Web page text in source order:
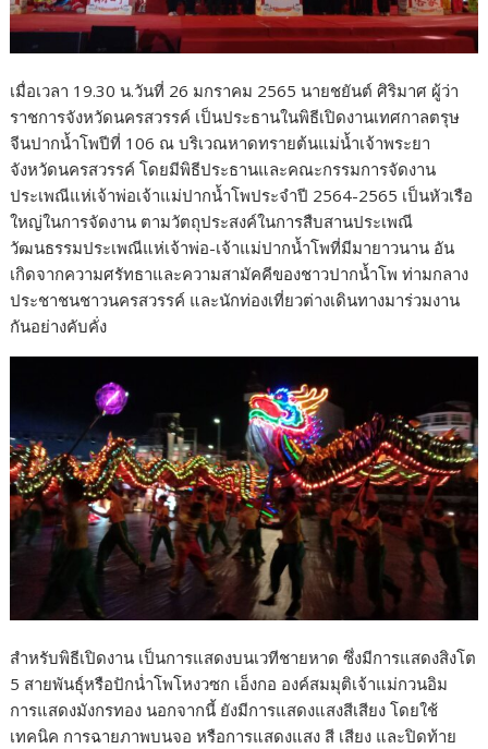
เมื่อเวลา 19.30 น.วันที่ 26 มกราคม 2565 นายชยันต์ ศิริมาศ ผู้ว่า
ราชการจังหวัดนครสวรรค์ เป็นประธานในพิธีเปิดงานเทศกาลตรุษ
จีนปากน้ำโพปีที่ 106 ณ บริเวณหาดทรายต้นแม่น้ำเจ้าพระยา
จังหวัดนครสวรรค์ โดยมีพิธีประธานและคณะกรรมการจัดงาน
ประเพณีแห่เจ้าพ่อเจ้าแม่ปากน้ำโพประจำปี 2564-2565 เป็นหัวเรือ
ใหญ่ในการจัดงาน ตามวัตถุประสงค์ในการสืบสานประเพณี
วัฒนธรรมประเพณีแห่เจ้าพ่อ-เจ้าแม่ปากน้ำโพที่มีมายาวนาน อัน
เกิดจากความศรัทธาและความสามัคคีของชาวปากน้ำโพ ท่ามกลาง
ประชาชนชาวนครสวรรค์ และนักท่องเที่ยวต่างเดินทางมาร่วมงาน
กันอย่างคับคั่ง
สำหรับพิธีเปิดงาน เป็นการแสดงบนเวทีชายหาด ซึ่งมีการแสดงสิงโต
5 สายพันธุ์หรือปักน่ำโพโหงวซก เอ็งกอ องค์สมมุติเจ้าแม่กวนอิม
การแสดงมังกรทอง นอกจากนี้ ยังมีการแสดงแสงสีเสียง โดยใช้
เทคนิค การฉายภาพบนจอ หรือการแสดงแสง สี เสียง และปิดท้าย